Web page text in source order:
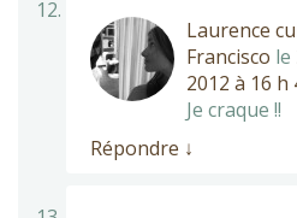
Laurence
Francisco le
2012 à 16 h
Je craque !!
Répondre ↓